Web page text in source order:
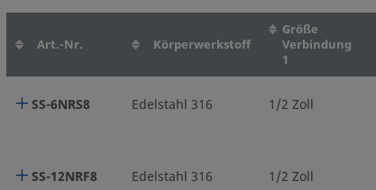
SS-3NBF2 Edelstahl 316 1/8 Zoll
SS-3NBF4 Edelstahl 316 1/4 Zoll
Art.-Nr. Körperwerkstoff
Größe
Verbindung
1
SS-6NRS8 Edelstahl 316 1/2 Zoll
SS-12NRF8 Edelstahl 316 1/2 Zoll